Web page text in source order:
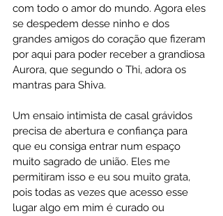
com todo o amor do mundo. Agora eles
se despedem desse ninho e dos
grandes amigos do coração que fizeram
por aqui para poder receber a grandiosa
Aurora, que segundo o Thi, adora os
mantras para Shiva.
Um ensaio intimista de casal grávidos
precisa de abertura e confiança para
que eu consiga entrar num espaço
muito sagrado de união. Eles me
permitiram isso e eu sou muito grata,
pois todas as vezes que acesso esse
lugar algo em mim é curado ou